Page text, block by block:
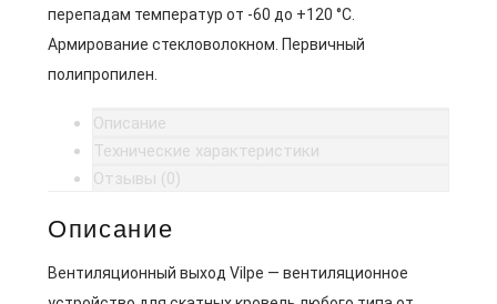
перепадам температур от -60 до +120 °C.
Армирование стекловолокном. Первичный
полипропилен.
Описание
Технические характеристики
Отзывы (0)
Описание
Вентиляционный выход Vilpe — вентиляционное